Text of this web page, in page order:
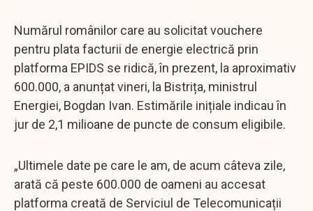
Numărul românilor care au solicitat vouchere
pentru plata facturii de energie electrică prin
platforma EPIDS se ridică, în prezent, la aproximativ
600.000, a anunțat vineri, la Bistrița, ministrul
Energiei, Bogdan Ivan. Estimările inițiale indicau în
jur de 2,1 milioane de puncte de consum eligibile.
„Ultimele date pe care le am, de acum câteva zile,
arată că peste 600.000 de oameni au accesat
platforma creată de Serviciul de Telecomunicații